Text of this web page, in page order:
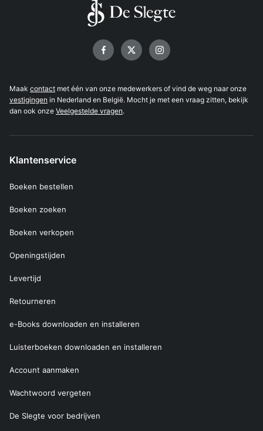
Maak contact met één van onze medewerkers of vind de weg naar onze
vestigingen in Nederland en België. Mocht je met een vraag zitten, bekijk
dan ook onze Veelgestelde vragen.
Klantenservice
Boeken bestellen
Boeken zoeken
Boeken verkopen
Openingstijden
Levertijd
Retourneren
e-Books downloaden en installeren
Luisterboeken downloaden en installeren
Account aanmaken
Wachtwoord vergeten
De Slegte voor bedrijven